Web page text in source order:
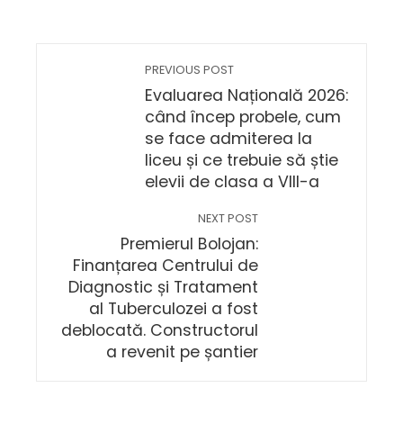
PREVIOUS POST
Evaluarea Națională 2026:
când încep probele, cum
se face admiterea la
liceu și ce trebuie să știe
elevii de clasa a VIII-a
NEXT POST
Premierul Bolojan:
Finanțarea Centrului de
Diagnostic și Tratament
al Tuberculozei a fost
deblocată. Constructorul
a revenit pe șantier